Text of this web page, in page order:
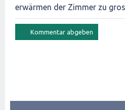
erwärmen der Zimmer zu